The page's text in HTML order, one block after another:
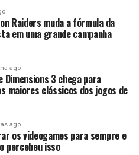
Raiders muda a fórmula da
em uma grande campanha
ago
Dimensions 3 chega para
maiores clássicos dos jogos de
ago
os videogames para sempre e
percebeu isso